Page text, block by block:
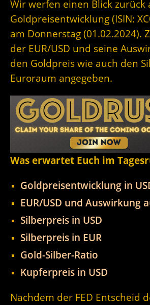
Wir werfen einen Blick zurück
Goldpreisentwicklung (ISIN:
am Donnerstag (01.02.2024).
der EUR/USD und seine
den Goldpreis wie auch den
Euroraum angegeben.
Was erwartet Euch im
Goldpreisentwicklung in
EUR/USD und Auswirkung
Silberpreis in USD
Silberpreis in EUR
Gold-Silber-Ratio
Kupferpreis in USD
Nachdem der FED Entscheid